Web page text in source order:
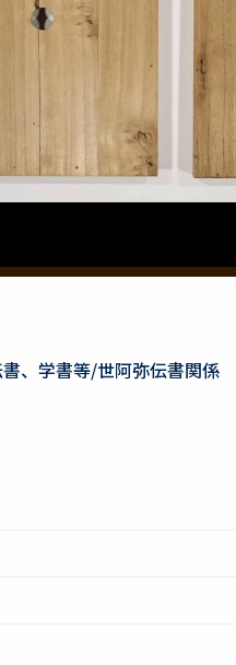
、学書等/世阿弥伝書関係